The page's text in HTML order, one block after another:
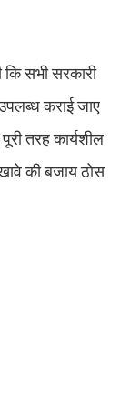
सभी सरकारी
कराई जाए
तरह कार्यशील
की बजाय ठोस